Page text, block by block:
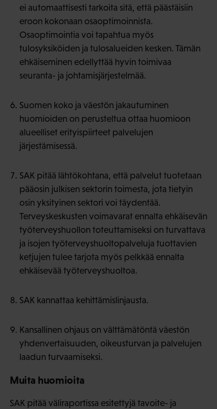
ei automaattisesti tarkoita sitä, että päästäisiin
eroon kokonaan osaoptimoinnista.
Osaoptimointia voi tapahtua myös
tulosyksiköiden ja tulosalueiden kesken. Tämän
ehkäiseminen edellyttää hyvin toimivaa
seuranta- ja johtamisjärjestelmää.
Suomen koko ja väestön jakautuminen
huomioiden on perusteltua ottaa huomioon
alueelliset erityispiirteet palvelujen
järjestämisessä.
SAK pitää lähtökohtana, että palvelut tuotetaan
pääosin julkisen sektorin toimesta, jota tietyin
osin yksityinen sektori voi täydentää.
Terveyskeskusten voimavarat ennalta ehkäisevän
työterveyshuollon toteuttamiseksi on turvattava
ja isojen työterveyshuoltopalveluja tuottavien
ketjujen tulee tarjota myös pelkkää ennalta
ehkäisevää työterveyshuoltoa.
SAK kannattaa kehittämislinjausta.
Kansallinen ohjaus on välttämätöntä väestön
yhdenvertaisuuden, oikeusturvan ja palvelujen
laadun turvaamiseksi.
Muita huomioita
SAK pitää väliraportissa esitettyjä tavoite- ja